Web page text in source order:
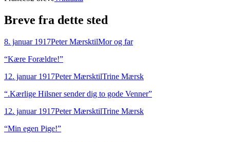
Breve fra dette sted
8. januar 1917Peter MærsktilMor og far
“Kære Forældre!”
12. januar 1917Peter MærsktilTrine Mærsk
“.Kærlige Hilsner sender dig to gode Venner”
12. januar 1917Peter MærsktilTrine Mærsk
“Min egen Pige!”